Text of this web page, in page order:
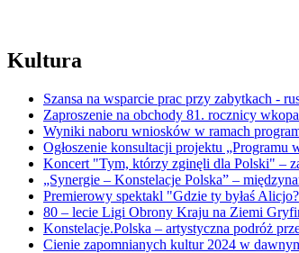
Kultura
Szansa na wsparcie prac przy zabytkach -
Zaproszenie na obchody 81. rocznicy
Wyniki naboru wniosków w ramach
Ogłoszenie konsultacji projektu
Koncert "Tym, którzy zginęli dla Polski" –
„Synergie – Konstelacje Polska” –
Premierowy spektakl "Gdzie ty byłaś
80 – lecie Ligi Obrony Kraju na Ziemi
Konstelacje.Polska – artystyczna podróż
Cienie zapomnianych kultur 2024 w